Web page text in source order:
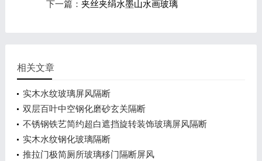
下一篇： 夹丝夹绢水墨山水画玻璃
相关文章
实木水纹玻璃屏风隔断
双层百叶中空钢化磨砂玄关隔断
不锈钢铁艺简约超白遮挡旋转装饰玻璃屏风隔断
实木水纹钢化玻璃隔断
推拉门极简厕所玻璃移门隔断屏风